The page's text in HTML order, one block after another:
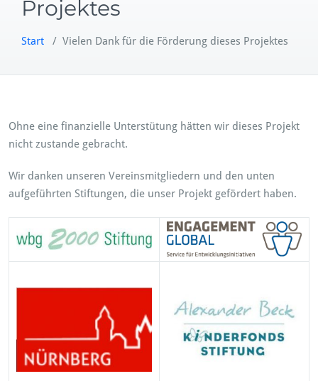
Projektes
Start / Vielen Dank für die Förderung dieses Projektes
Ohne eine finanzielle Unterstütung hätten wir dieses Projekt
nicht zustande gebracht.
Wir danken unseren Vereinsmitgliedern und den unten
aufgeführten Stiftungen, die unser Projekt gefördert haben.